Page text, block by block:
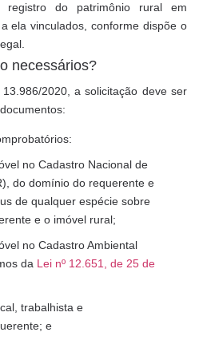
do patrimônio rural em
ela vinculados, conforme dispõe o
necessários?
2020, a solicitação deve ser
no Cadastro Nacional de
do domínio do requerente e
de qualquer espécie sobre
e o imóvel rural;
no Cadastro Ambiental
da Lei nº 12.651, de 25 de
trabalhista e
e